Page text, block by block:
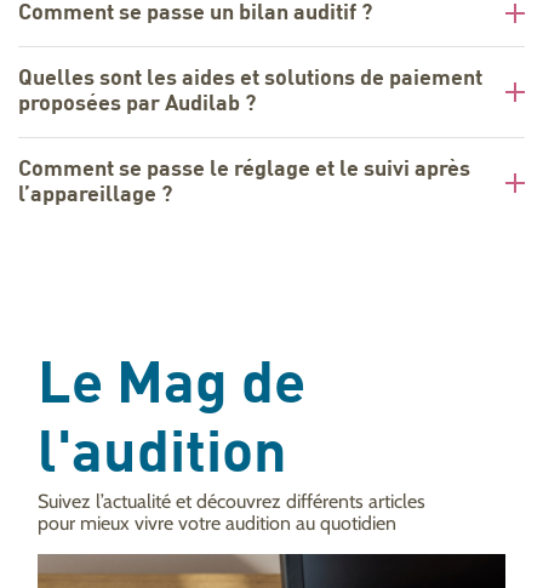
Comment se passe un bilan auditif ?
Quelles sont les aides et solutions de paiement
proposées par Audilab ?
Comment se passe le réglage et le suivi après
l’appareillage ?
Le Mag de
l'audition
Suivez l’actualité et découvrez différents articles
pour mieux vivre votre audition au quotidien